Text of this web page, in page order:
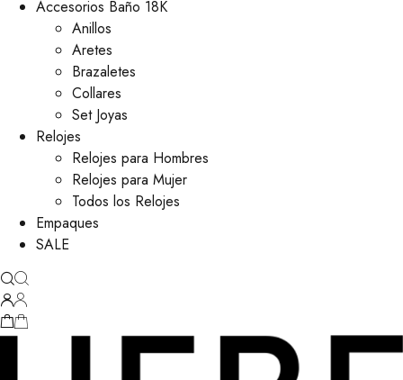
Accesorios Baño 18K
Anillos
Aretes
Brazaletes
Collares
Set Joyas
Relojes
Relojes para Hombres
Relojes para Mujer
Todos los Relojes
Empaques
SALE